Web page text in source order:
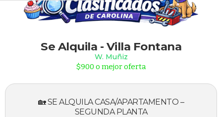
Se Alquila - Villa Fontana
W. Muñiz
$900 o mejor oferta
🏡 SE ALQUILA CASA/APARTAMENTO –
SEGUNDA PLANTA